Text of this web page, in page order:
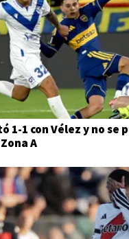
1-1 con Vélez y no se
A